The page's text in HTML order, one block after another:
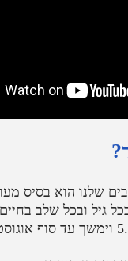
שלנו הוא בסיס מעולה
ובכל שלב בחיים!